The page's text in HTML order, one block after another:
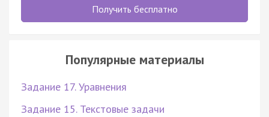
Получить бесплатно
Популярные материалы
Задание 17. Уравнения
Задание 15. Текстовые задачи